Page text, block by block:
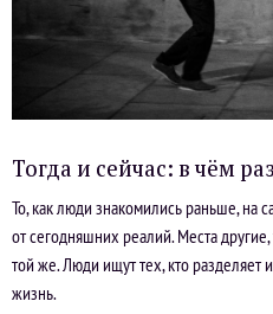
Тогда и сейчас: в чём
То, как люди знакомились раньше, на
от сегодняшних реалий. Места
той же. Люди ищут тех, кто разделяет
жизнь.